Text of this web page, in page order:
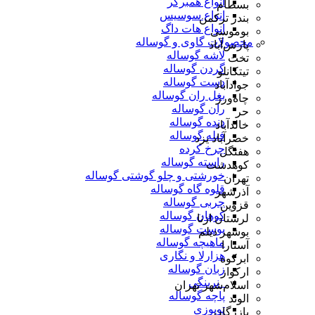
انواع سوسیس
انواع هات داگ
محصولات گاوی و گوساله
لاشه گوساله
گردن گوساله
دست گوساله
بغل ران گوساله
ران گوساله
دنده گوساله
فیله گوساله
چرخ کرده
راسته گوساله
خورشتی و چلو گوشتی گوساله
قلوه گاه گوساله
چربی گوساله
کوهان گوساله
پوست گوساله
ماهیچه گوساله
هزارلا و نگاری
زبان گوساله
_نرینگی
پاچه گوساله
توپوزی
بسطام
بندر ترکمن
بوموسی
پارس‌آباد
تخت
تیتکانلو
جوادآباد
چاه‌ورز
حر
خالدآباد
خضرآباد یزد
هفتگل
کوهدشت
تهران
آذرشهر
قزوین
لرستان ازنا
بوشهر دیلم
آستارا
ابرکوه
ارکواز
اسلام‌شهر تهران
الوند
بازرگان